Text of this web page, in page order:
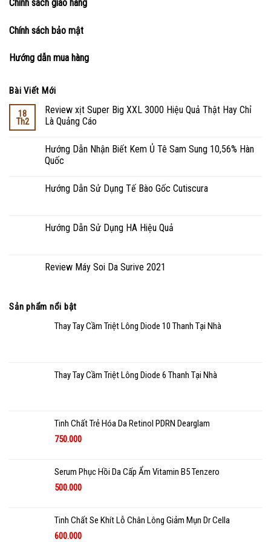
Chính sách giao hàng
Chính sách bảo mật
Hướng dẫn mua hàng
Bài Viết Mới
18
Th2
Review xịt Super Big XXL 3000 Hiệu Quả Thật Hay Chỉ
Là Quảng Cáo
Hướng Dẫn Nhận Biết Kem Ủ Tê Sam Sung 10,56% Hàn
Quốc
Hướng Dẫn Sử Dụng Tế Bào Gốc Cutiscura
Hướng Dẫn Sử Dụng HA Hiệu Quả
Review Máy Soi Da Surive 2021
Sản phẩm nổi bật
Thay Tay Cầm Triệt Lông Diode 10 Thanh Tại Nhà
Thay Tay Cầm Triệt Lông Diode 6 Thanh Tại Nhà
Tinh Chất Trẻ Hóa Da Retinol PDRN Dearglam
750.000
Serum Phục Hồi Da Cấp Ẩm Vitamin B5 Tenzero
500.000
Tinh Chất Se Khít Lỗ Chân Lông Giảm Mụn Dr Cella
600.000